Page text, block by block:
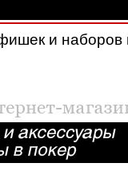
и наборов